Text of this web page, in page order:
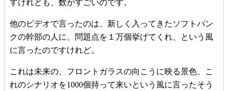
すけれども、数がすごいのです。
他のビデオで言ったのは、新しく入ってきたソフトバン
クの幹部の人に、問題点を１万個挙げてくれ、という風
に言ったのですけれど。
これは未来の、フロントガラスの向こうに映る景色、こ
れのシナリオを1000個持って来いという風に言ったそう